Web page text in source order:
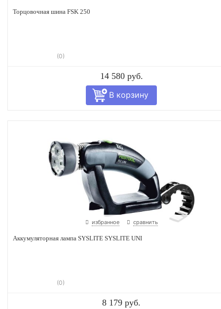
Торцовочная шина FSK 250
(0)
14 580 руб.
избранное сравнить
Аккумуляторная лампа SYSLITE SYSLITE UNI
(0)
8 179 руб.